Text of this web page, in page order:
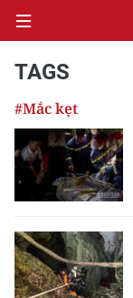
CHÍNH TRỊ
KINH TẾ
XÃ HỘI
TAGS
#Mắc kẹt